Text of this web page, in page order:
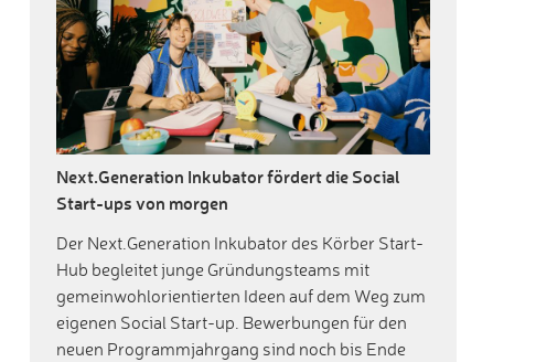
Next.Generation Inkubator fördert die Social
Start-ups von morgen
Der Next.Generation Inkubator des Körber Start-
Hub begleitet junge Gründungsteams mit
gemeinwohlorientierten Ideen auf dem Weg zum
eigenen Social Start-up. Bewerbungen für den
neuen Programmjahrgang sind noch bis Ende